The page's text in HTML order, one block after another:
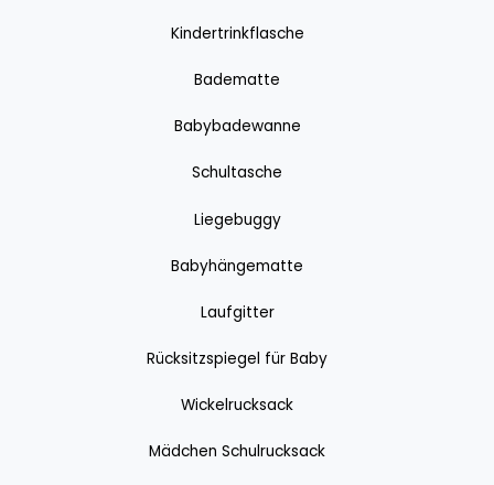
Kindertrinkflasche
Badematte
Babybadewanne
Schultasche
Liegebuggy
Babyhängematte
Laufgitter
Rücksitzspiegel für Baby
Wickelrucksack
Mädchen Schulrucksack